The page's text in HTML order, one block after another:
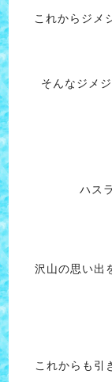
これからジメ
そんなジメ
ハス
沢山の思い出
これからも引